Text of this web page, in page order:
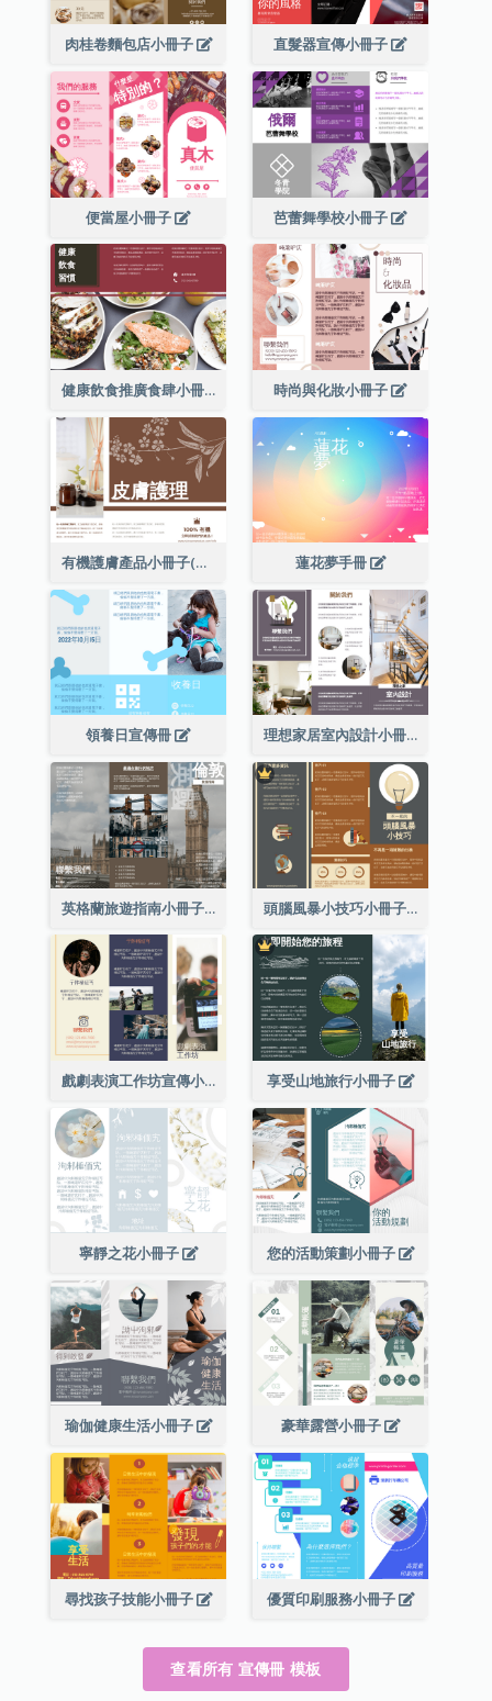
肉桂卷麵包店小冊子 直髮器宣傳小冊子
便當屋小冊子 芭蕾舞學校小冊子
健康飲食推廣食肆小冊子 時尚與化妝小冊子
有機護膚產品小冊子(附詳細信息) 蓮花夢手冊
領養日宣傳冊 理想家居室內設計小冊子
英格蘭旅遊指南小冊子 頭腦風暴小技巧小冊子
戲劇表演工作坊宣傳小冊子 享受山地旅行小冊子
寧靜之花小冊子 您的活動策劃小冊子
瑜伽健康生活小冊子 豪華露營小冊子
尋找孩子技能小冊子 優質印刷服務小冊子
查看所有 宣傳冊 模板